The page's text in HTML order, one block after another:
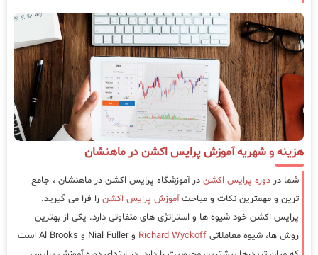
هزینه و شهریه آموزش پرایس اکشن در ماهنشان
شما در دوره پرایس اکشن در آموزشگاه پرایس اکشن در ماهنشان ، جامع
ترین و مهمترین نکات و مباحثآموزش پرایس اکشن را فرا می گیرید.
پرایس اکشن خود شیوه ها و استراتژی های متفاوتی دارد. یکی از بهترین
روش ها، شیوه معاملاتی Richard Wyckoff
و Nial Fuller و Al Brooks است